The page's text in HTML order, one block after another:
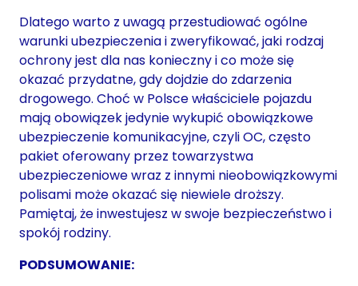
Dlatego warto z uwagą przestudiować ogólne
warunki ubezpieczenia i zweryfikować, jaki rodzaj
ochrony jest dla nas konieczny i co może się
okazać przydatne, gdy dojdzie do zdarzenia
drogowego. Choć w Polsce właściciele pojazdu
mają obowiązek jedynie wykupić obowiązkowe
ubezpieczenie komunikacyjne, czyli OC, często
pakiet oferowany przez towarzystwa
ubezpieczeniowe wraz z innymi nieobowiązkowymi
polisami może okazać się niewiele droższy.
Pamiętaj, że inwestujesz w swoje bezpieczeństwo i
spokój rodziny.
PODSUMOWANIE: